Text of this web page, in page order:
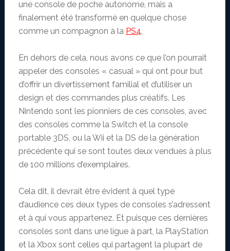
une console de poche autonome, mais a
finalement été transformé en quelque chose
comme un compagnon à la PS4.
En dehors de cela, nous avons ce que l’on pourrait
appeler des consoles « casual » qui ont pour but
d’offrir un divertissement familial et d’utiliser un
design et des commandes plus créatifs. Les
Nintendo sont les pionniers de ces consoles, avec
des consoles comme la Switch et la console
portable 3DS, ou la Wii et la DS de la génération
précédente qui se sont toutes deux vendues à plus
de 100 millions d’exemplaires.
Cela dit, il devrait être évident à quel type
d’audience ces deux types de consoles s’adressent
et à qui vous appartenez. Et puisque ces dernières
consoles sont dans une ligue à part, la PlayStation
et la Xbox sont celles qui partagent la plupart de